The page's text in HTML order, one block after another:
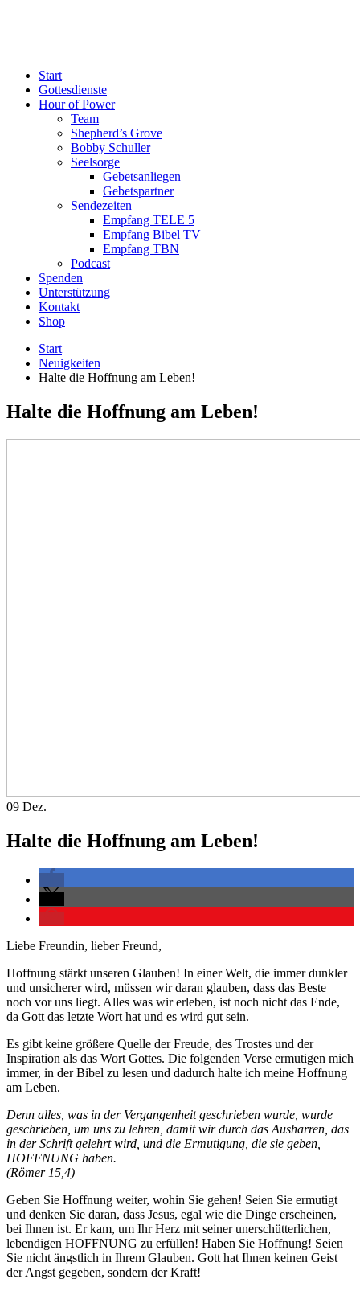
Start
Gottesdienste
Hour of Power
Team
Shepherd’s Grove
Bobby Schuller
Seelsorge
Gebetsanliegen
Gebetspartner
Sendezeiten
Empfang TELE 5
Empfang Bibel TV
Empfang TBN
Podcast
Spenden
Unterstützung
Kontakt
Shop
Start
Neuigkeiten
Halte die Hoffnung am Leben!
Halte die Hoffnung am Leben!
09 Dez.
Halte die Hoffnung am Leben!
Liebe Freundin, lieber Freund,
Hoffnung stärkt unseren Glauben! In einer Welt, die immer dunkler
und unsicherer wird, müssen wir daran glauben, dass das Beste
noch vor uns liegt. Alles was wir erleben, ist noch nicht das Ende,
da Gott das letzte Wort hat und es wird gut sein.
Es gibt keine größere Quelle der Freude, des Trostes und der
Inspiration als das Wort Gottes. Die folgenden Verse ermutigen mich
immer, in der Bibel zu lesen und dadurch halte ich meine Hoffnung
am Leben.
Denn alles, was in der Vergangenheit geschrieben wurde, wurde
geschrieben, um uns zu lehren, damit wir durch das Ausharren, das
in der Schrift gelehrt wird, und die Ermutigung, die sie geben,
HOFFNUNG haben.
(Römer 15,4)
Geben Sie Hoffnung weiter, wohin Sie gehen! Seien Sie ermutigt
und denken Sie daran, dass Jesus, egal wie die Dinge erscheinen,
bei Ihnen ist. Er kam, um Ihr Herz mit seiner unerschütterlichen,
lebendigen HOFFNUNG zu erfüllen! Haben Sie Hoffnung! Seien
Sie nicht ängstlich in Ihrem Glauben. Gott hat Ihnen keinen Geist
der Angst gegeben, sondern der Kraft!